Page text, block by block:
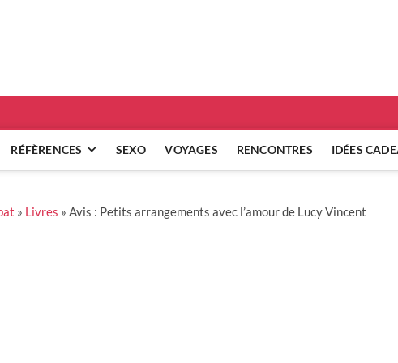
RÉFÈRENCES SEXO VOYAGES RENCONTRES IDÉES
» Livres » Avis : Petits arrangements avec l’amour de Lucy Vincent